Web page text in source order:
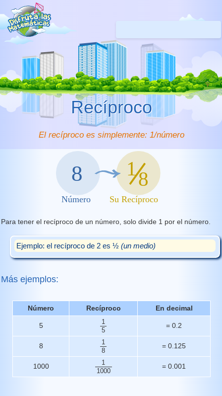
Recíproco
El recíproco es simplemente: 1/número
Para tener el recíproco de un número, solo divide 1 por el número.
Ejemplo: el recíproco de 2 es ½(un medio)
Más ejemplos:
Número Recíproco En decimal
5
1
5
= 0.2
8
1
8
= 0.125
1000
1
1000
= 0.001